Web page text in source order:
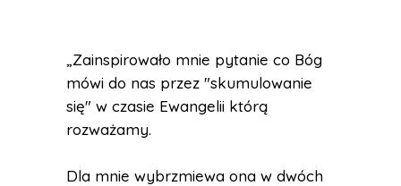
„Zainspirowało mnie pytanie co Bóg
mówi do nas przez "skumulowanie
się" w czasie Ewangelii którą
rozważamy.
Dla mnie wybrzmiewa ona w dwóch